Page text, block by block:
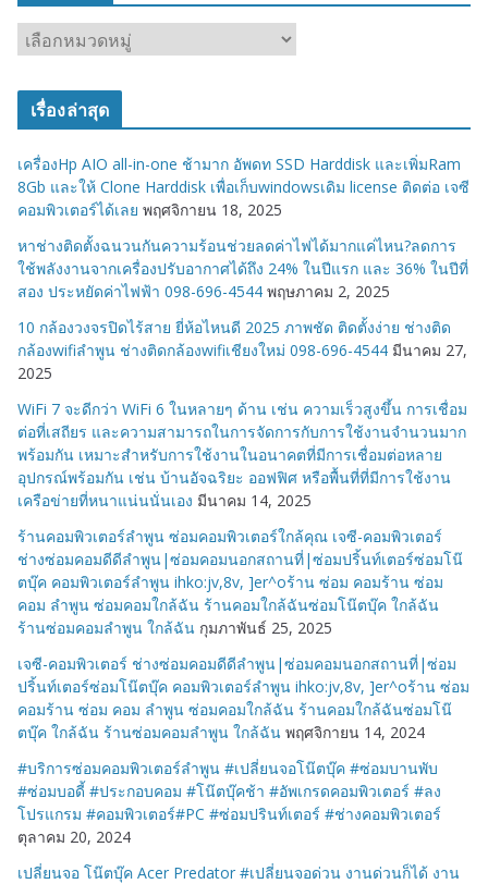
ม
ว
มู่
เรื่องล่าสุด
เครื่องHp AIO all-in-one ช้ามาก อัพดท SSD Harddisk และเพิ่มRam
8Gb และให้ Clone Harddisk เพื่อเก็บwindowsเดิม license ติดต่อ เจซี
คอมพิวเตอร์ได้เลย พฤศจิกายน 18, 2025
หาช่างติดตั้งฉนวนกันความร้อนช่วยลดค่าไฟได้มากแค่ไหน?ลดการ
ใช้พลังงานจากเครื่องปรับอากาศได้ถึง 24% ในปีแรก และ 36% ในปีที่
สอง ประหยัดค่าไฟฟ้า 098-696-4544 พฤษภาคม 2, 2025
10 กล้องวงจรปิดไร้สาย ยี่ห้อไหนดี 2025 ภาพชัด ติดตั้งง่าย ช่างติด
กล้องwifiลำพูน ช่างติดกล้องwifiเชียงใหม่ 098-696-4544 มีนาคม 27,
2025
WiFi 7 จะดีกว่า WiFi 6 ในหลายๆ ด้าน เช่น ความเร็วสูงขึ้น การเชื่อม
ต่อที่เสถียร และความสามารถในการจัดการกับการใช้งานจำนวนมาก
พร้อมกัน เหมาะสำหรับการใช้งานในอนาคตที่มีการเชื่อมต่อหลาย
อุปกรณ์พร้อมกัน เช่น บ้านอัจฉริยะ ออฟฟิศ หรือพื้นที่ที่มีการใช้งาน
เครือข่ายที่หนาแน่นนั่นเอง มีนาคม 14, 2025
ร้านคอมพิวเตอร์ลำพูน ซ่อมคอมพิวเตอร์ใกล้คุณ เจซี-คอมพิวเตอร์
ช่างซ่อมคอมดีดีลำพูน|ซ่อมคอมนอกสถานที่|ซ่อมปริ้นท์เตอร์ซ่อมโน๊
ตบุ๊ค คอมพิวเตอร์ลำพูน ihko:jv,8v, ]er^oร้าน ซ่อม คอมร้าน ซ่อม
คอม ลำพูน ซ่อมคอมใกล้ฉัน ร้านคอมใกล้ฉันซ่อมโน๊ตบุ๊ค ใกล้ฉัน
ร้านซ่อมคอมลำพูน ใกล้ฉัน กุมภาพันธ์ 25, 2025
เจซี-คอมพิวเตอร์ ช่างซ่อมคอมดีดีลำพูน|ซ่อมคอมนอกสถานที่|ซ่อม
ปริ้นท์เตอร์ซ่อมโน๊ตบุ๊ค คอมพิวเตอร์ลำพูน ihko:jv,8v, ]er^oร้าน ซ่อม
คอมร้าน ซ่อม คอม ลำพูน ซ่อมคอมใกล้ฉัน ร้านคอมใกล้ฉันซ่อมโน๊
ตบุ๊ค ใกล้ฉัน ร้านซ่อมคอมลำพูน ใกล้ฉัน พฤศจิกายน 14, 2024
#บริการซ่อมคอมพิวเตอร์ลำพูน #เปลี่ยนจอโน๊ตบุ๊ค #ซ่อมบานพับ
#ซ่อมบอดี้ #ประกอบคอม #โน๊ตบุ๊คช้า #อัพเกรดคอมพิวเตอร์ #ลง
โปรแกรม #คอมพิวเตอร์#PC #ซ่อมปรินท์เตอร์ #ช่างคอมพิวเตอร์
ตุลาคม 20, 2024
เปลี่ยนจอ โน๊ตบุ๊ค Acer Predator #เปลี่ยนจอด่วน งานด่วนก็ได้ งาน